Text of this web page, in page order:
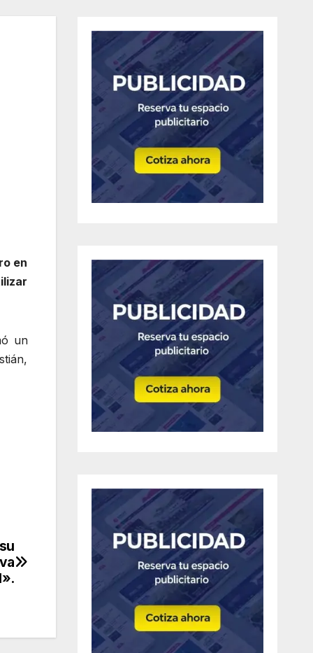
en
un